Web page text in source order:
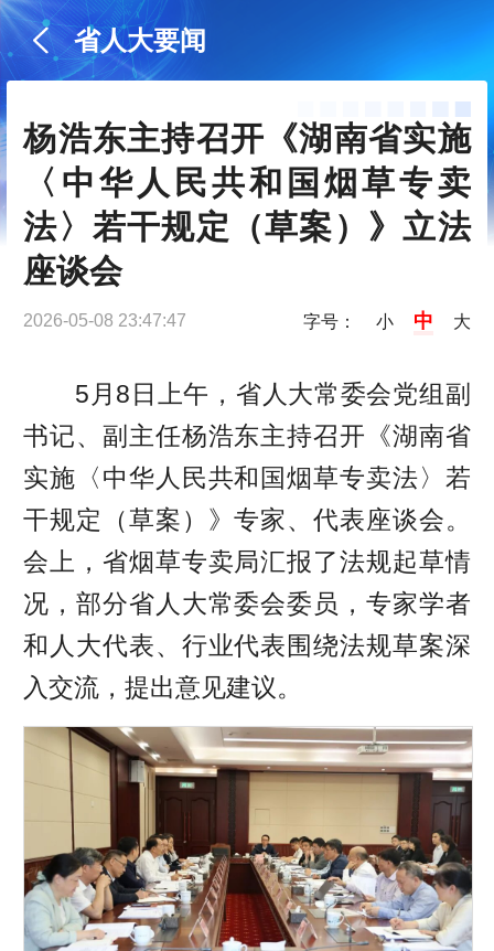
省人大要闻
杨浩东主持召开《湖南省实施
〈中华人民共和国烟草专卖
法〉若干规定（草案）》立法
座谈会
2026-05-08 23:47:47 字号： 小 中 大
5月8日上午，省人大常委会党组副
书记、副主任杨浩东主持召开《湖南省
实施〈中华人民共和国烟草专卖法〉若
干规定（草案）》专家、代表座谈会。
会上，省烟草专卖局汇报了法规起草情
况，部分省人大常委会委员，专家学者
和人大代表、行业代表围绕法规草案深
入交流，提出意见建议。